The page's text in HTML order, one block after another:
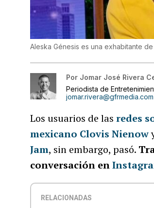
Aleska Génesis es una exhabitante
Por Jomar José Rivera
Periodista de
jomar.rivera@gfrmedia.com
Los usuarios de lasredes
mexicano Clovis Nienow
Jam, sin embargo, pasó.
conversación en
RELACIONADAS